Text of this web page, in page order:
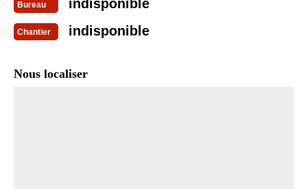
Bureau indisponible
Chantier indisponible
Nous localiser